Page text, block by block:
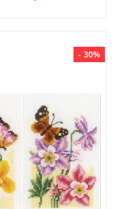
- 30%